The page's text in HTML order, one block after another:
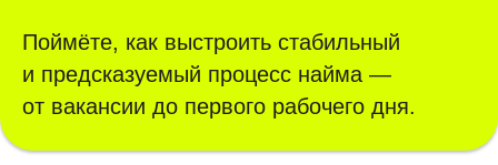
Поймёте, как выстроить стабильный
и предсказуемый процесс найма —
от вакансии до первого рабочего дня.